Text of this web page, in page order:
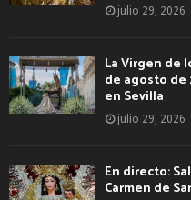
julio 29, 2026
La Virgen de
de agosto de
en Sevilla
julio 29, 2026
En directo:
Carmen de